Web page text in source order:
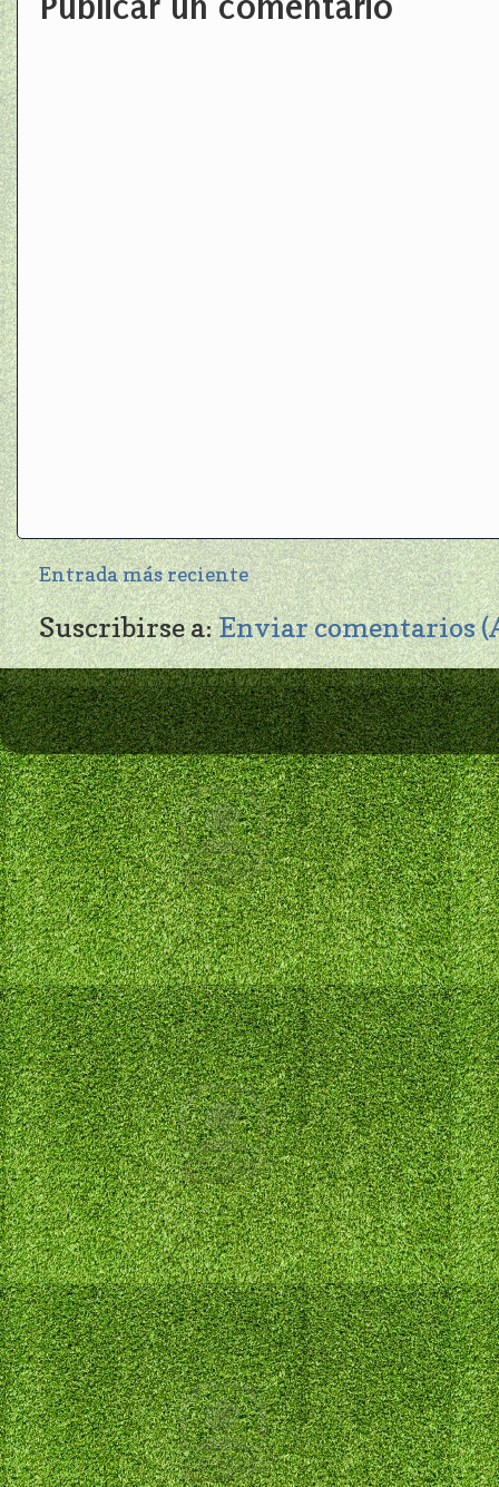
Entrada más reciente
Suscribirse a:Enviar comentarios